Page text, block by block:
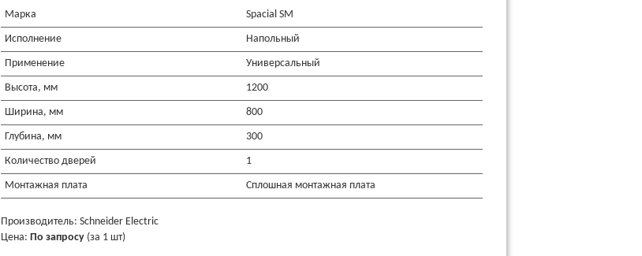
Марка Spacial SM
Исполнение Напольный
Применение Универсальный
Высота, мм 1200
Ширина, мм 800
Глубина, мм 300
Количество дверей 1
Монтажная плата Сплошная монтажная плата
Производитель: Schneider Electric
Цена: По запросу (за 1 шт)